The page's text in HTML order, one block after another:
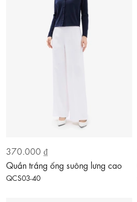
370.000 ₫
Quần trắng ống suông lưng cao
QCS03-40